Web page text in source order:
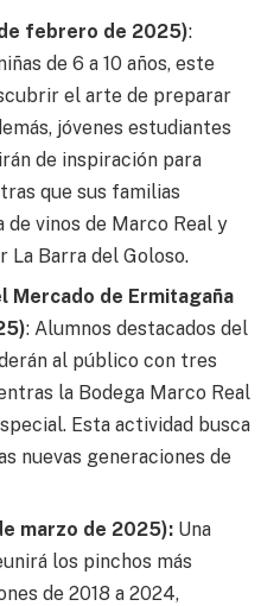
febrero de 2025):
de 6 a 10 años, este
el arte de preparar
jóvenes estudiantes
de inspiración para
que sus familias
vinos de Marco Real y
La Barra del Goloso.
Mercado de Ermitagaña
: Alumnos destacados del
al público con tres
la Bodega Marco Real
Esta actividad busca
nuevas generaciones de
marzo de 2025): Una
los pinchos más
de 2018 a 2024,